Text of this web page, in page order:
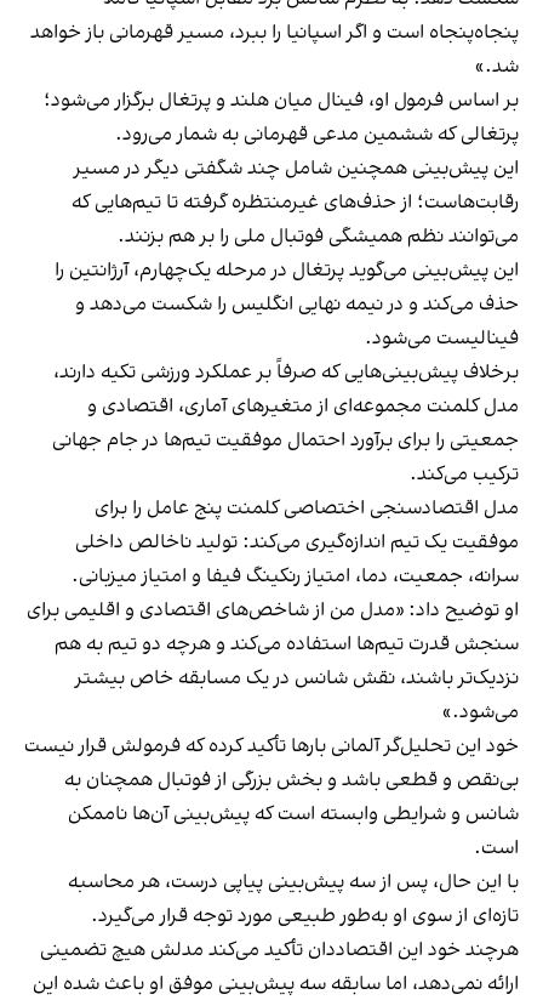
پنجاه‌پنجاه است و اگر اسپانیا را ببرد، مسیر قهرمانی باز خواهد
شد.»
بر اساس فرمول او، فینال میان هلند و پرتغال برگزار می‌شود؛
پرتغالی که ششمین مدعی قهرمانی به شمار می‌رود.
این پیش‌بینی همچنین شامل چند شگفتی دیگر در مسیر
رقابت‌هاست؛ از حذف‌های غیرمنتظره گرفته تا تیم‌هایی که
می‌توانند نظم همیشگی فوتبال ملی را بر هم بزنند.
این پیش‌بینی می‌گوید پرتغال در مرحله یک‌چهارم، آرژانتین را
حذف می‌کند و در نیمه نهایی انگلیس را شکست می‌دهد و
فینالیست می‌شود.
برخلاف پیش‌بینی‌هایی که صرفاً بر عملکرد ورزشی تکیه دارند،
مدل کلمنت مجموعه‌ای از متغیرهای آماری، اقتصادی و
جمعیتی را برای برآورد احتمال موفقیت تیم‌ها در جام جهانی
ترکیب می‌کند.
مدل اقتصادسنجی اختصاصی کلمنت پنج عامل را برای
موفقیت یک تیم اندازه‌گیری می‌کند: تولید ناخالص داخلی
سرانه، جمعیت، دما، امتیاز رنکینگ فیفا و امتیاز میزبانی.
او توضیح داد: «مدل من از شاخص‌های اقتصادی و اقلیمی برای
سنجش قدرت تیم‌ها استفاده می‌کند و هرچه دو تیم به هم
نزدیک‌تر باشند، نقش شانس در یک مسابقه خاص بیشتر
می‌شود.»
خود این تحلیل‌گر آلمانی بارها تأکید کرده که فرمولش قرار نیست
بی‌نقص و قطعی باشد و بخش بزرگی از فوتبال همچنان به
شانس و شرایطی وابسته است که پیش‌بینی آن‌ها ناممکن
است.
با این حال، پس از سه پیش‌بینی پیاپی درست، هر محاسبه
تازه‌ای از سوی او به‌طور طبیعی مورد توجه قرار می‌گیرد.
هرچند خود این اقتصاددان تأکید می‌کند مدلش هیچ تضمینی
ارائه نمی‌دهد، اما سابقه سه پیش‌بینی موفق او باعث شده این